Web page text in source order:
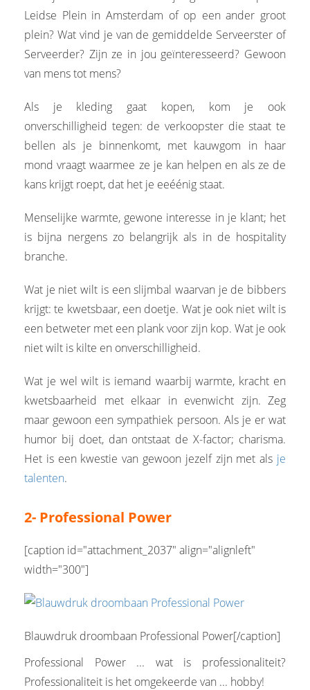
Leidse Plein in Amsterdam of op een ander groot
plein? Wat vind je van de gemiddelde Serveerster of
Serveerder? Zijn ze in jou geïnteresseerd? Gewoon
van mens tot mens?
Als je kleding gaat kopen, kom je ook
onverschilligheid tegen: de verkoopster die staat te
bellen als je binnenkomt, met kauwgom in haar
mond vraagt waarmee ze je kan helpen en als ze de
kans krijgt roept, dat het je eeéénig staat.
Menselijke warmte, gewone interesse in je klant; het
is bijna nergens zo belangrijk als in de hospitality
branche.
Wat je niet wilt is een slijmbal waarvan je de bibbers
krijgt: te kwetsbaar, een doetje. Wat je ook niet wilt is
een betweter met een plank voor zijn kop. Wat je ook
niet wilt is kilte en onverschilligheid.
Wat je wel wilt is iemand waarbij warmte, kracht en
kwetsbaarheid met elkaar in evenwicht zijn. Zeg
maar gewoon een sympathiek persoon. Als je er wat
humor bij doet, dan ontstaat de X-factor; charisma.
Het is een kwestie van gewoon jezelf zijn met als je
talenten.
2- Professional Power
[caption id="attachment_2037" align="alignleft"
width="300"]
Blauwdruk droombaan Professional Power[/caption]
Professional Power ... wat is professionaliteit?
Professionaliteit is het omgekeerde van ... hobby!